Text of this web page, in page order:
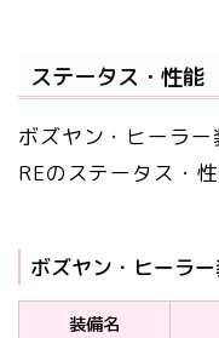
ステータス・性能
ボズヤン・ヒーラ
REのステータス・
ボズヤン・ヒーラー
装備名